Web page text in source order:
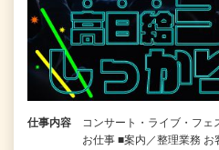
仕事内容
コンサート・ライブ・フェ
お仕事 ■案内／整理業務